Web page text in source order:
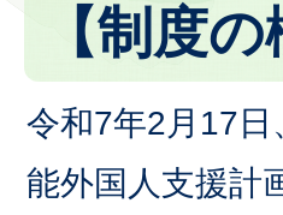
【制度の
令和7年2月17
能外国人支援計